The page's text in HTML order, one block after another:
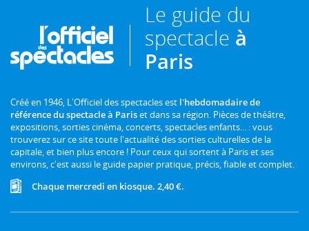
Le guide du
spectacle à
Paris
Créé en 1946, L'Officiel des spectacles est l'hebdomadaire de
référence du spectacle à Pariset dans sa région. Pièces de théâtre,
expositions, sorties cinéma, concerts, spectacles enfants... : vous
trouverez sur ce site toute l'actualité des sorties culturelles de la
capitale, et bien plus encore ! Pour ceux qui sortent à Paris et ses
environs, c'est aussi le guide papier pratique, précis, fiable et complet.
Chaque mercredi en kiosque. 2,40 €.